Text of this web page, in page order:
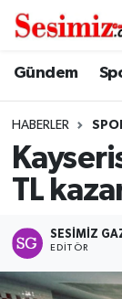
Gündem
HABERLER
TL
SESIMIZ
EDITÖR
Dünya
Ekonomi
Gündem
Nöbetçi
Namaz
Süper Lig